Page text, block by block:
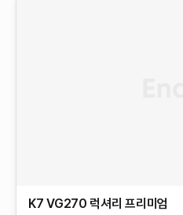
K7 VG270 럭셔리 프리미엄